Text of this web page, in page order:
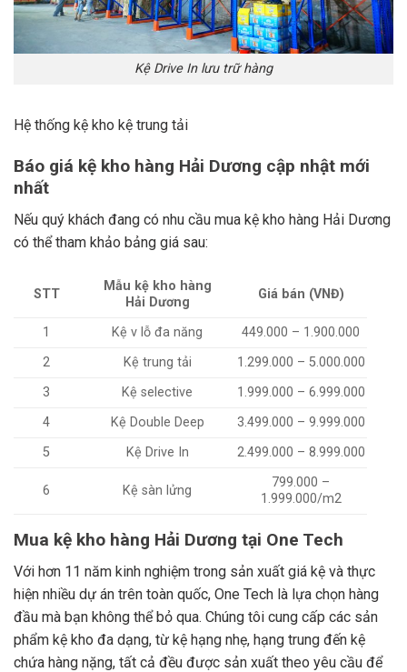
Kệ Drive In lưu trữ hàng
Hệ thống kệ kho kệ trung tải
Báo giá kệ kho hàng Hải Dương cập nhật mới
nhất
Nếu quý khách đang có nhu cầu mua kệ kho hàng Hải Dương
có thể tham khảo bảng giá sau:
STT
Mẫu kệ kho hàng
Hải Dương
Giá bán (VNĐ)
1 Kệ v lỗ đa năng
449.000 – 1.900.000
2
Kệ trung tải
1.299.000 – 5.000.000
3
Kệ selective
1.999.000 – 6.999.000
4
Kệ Double Deep
3.499.000 – 9.999.000
5
Kệ Drive In 2.499.000 – 8.999.000
6 Kệ sàn lửng
799.000 –
1.999.000/m2
Mua kệ kho hàng Hải Dương tại One Tech
Với hơn 11 năm kinh nghiệm trong sản xuất giá kệ và thực
hiện nhiều dự án trên toàn quốc, One Tech là lựa chọn hàng
đầu mà bạn không thể bỏ qua. Chúng tôi cung cấp các sản
phẩm kệ kho đa dạng, từ kệ hạng nhẹ, hạng trung đến kệ
chứa hàng nặng, tất cả đều được sản xuất theo yêu cầu để